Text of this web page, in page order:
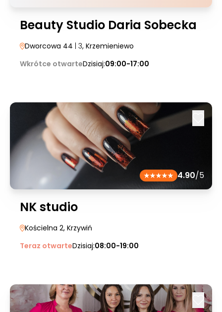
Beauty Studio Daria Sobecka
Dworcowa 44 | 3, Krzemieniewo
Wkrótce otwarteDzisiaj:09:00-17:00
4.90/5
NK studio
Kościelna 2, Krzywiń
Teraz otwarteDzisiaj:08:00-19:00